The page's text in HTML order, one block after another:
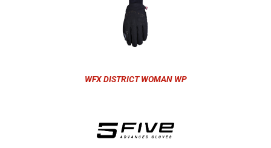
WFX DISTRICT WOMAN WP